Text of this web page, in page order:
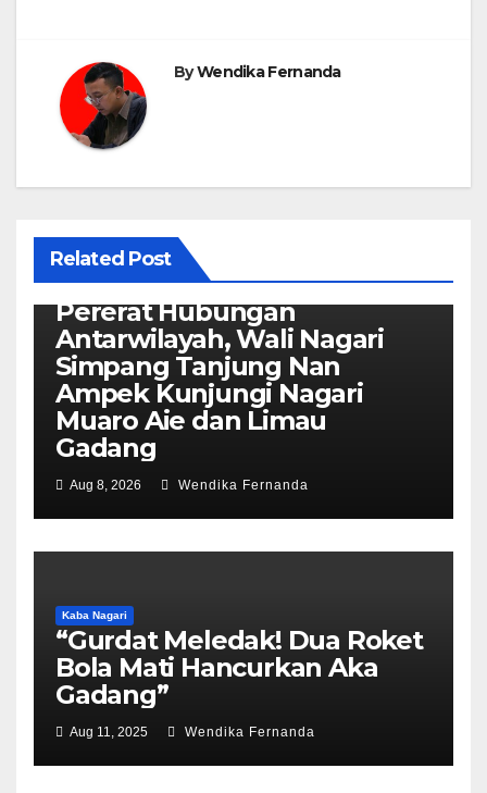
ByWendika Fernanda
Related Post
Kaba Nagari
Pererat Hubungan
Antarwilayah, Wali Nagari
Simpang Tanjung Nan
Ampek Kunjungi Nagari
Muaro Aie dan Limau
Gadang
Aug 8, 2026 Wendika Fernanda
Kaba Nagari
“Gurdat Meledak! Dua Roket
Bola Mati Hancurkan Aka
Gadang”
Aug 11, 2025 Wendika Fernanda